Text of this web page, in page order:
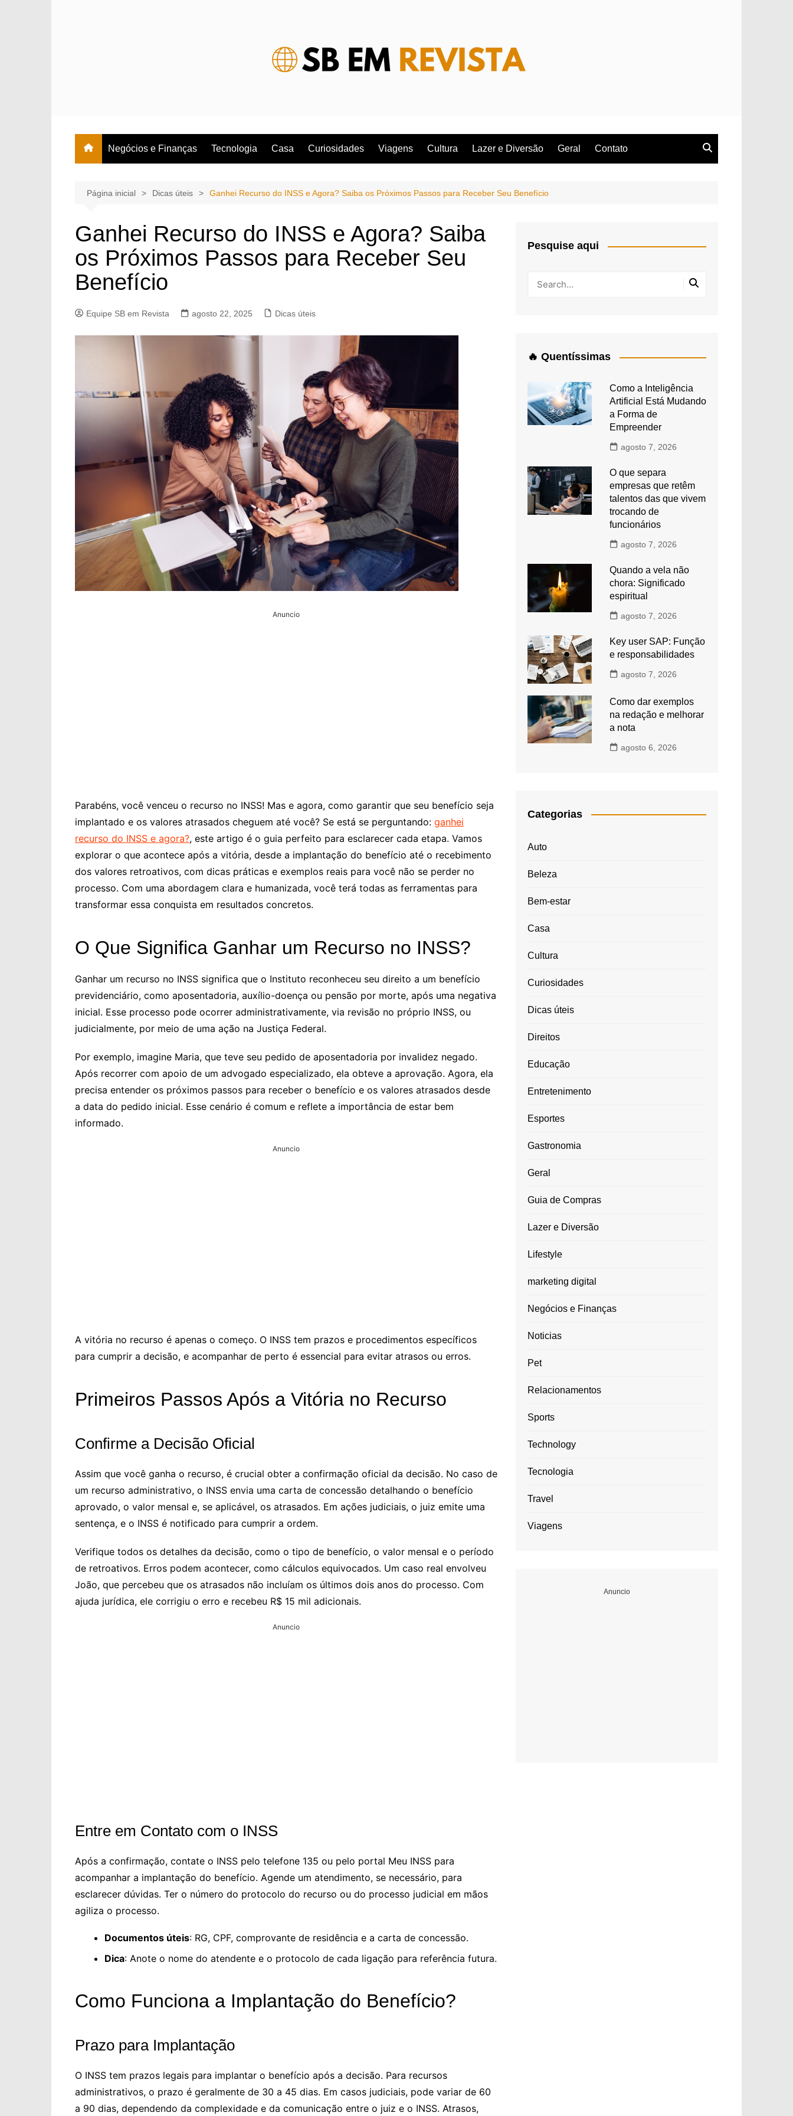
Negócios e Finanças Tecnologia Casa Curiosidades Viagens Cultura Lazer e Diversão Geral Contato
Página inicial Dicas úteis Ganhei Recurso do INSS e Agora? Saiba os Próximos Passos para Receber Seu Benefício
Ganhei Recurso do INSS e Agora? Saiba
os Próximos Passos para Receber Seu
Benefício
Equipe SB em Revista agosto 22, 2025 Dicas úteis
Anuncio
Parabéns, você venceu o recurso no INSS! Mas e agora, como garantir que seu benefício seja
implantado e os valores atrasados cheguem até você? Se está se perguntando: ganhei
recurso do INSS e agora?, este artigo é o guia perfeito para esclarecer cada etapa. Vamos
explorar o que acontece após a vitória, desde a implantação do benefício até o recebimento
dos valores retroativos, com dicas práticas e exemplos reais para você não se perder no
processo. Com uma abordagem clara e humanizada, você terá todas as ferramentas para
transformar essa conquista em resultados concretos.
O Que Significa Ganhar um Recurso no INSS?
Ganhar um recurso no INSS significa que o Instituto reconheceu seu direito a um benefício
previdenciário, como aposentadoria, auxílio-doença ou pensão por morte, após uma negativa
inicial. Esse processo pode ocorrer administrativamente, via revisão no próprio INSS, ou
judicialmente, por meio de uma ação na Justiça Federal.
Por exemplo, imagine Maria, que teve seu pedido de aposentadoria por invalidez negado.
Após recorrer com apoio de um advogado especializado, ela obteve a aprovação. Agora, ela
precisa entender os próximos passos para receber o benefício e os valores atrasados desde
a data do pedido inicial. Esse cenário é comum e reflete a importância de estar bem
informado.
Anuncio
A vitória no recurso é apenas o começo. O INSS tem prazos e procedimentos específicos
para cumprir a decisão, e acompanhar de perto é essencial para evitar atrasos ou erros.
Primeiros Passos Após a Vitória no Recurso
Confirme a Decisão Oficial
Assim que você ganha o recurso, é crucial obter a confirmação oficial da decisão. No caso de
um recurso administrativo, o INSS envia uma carta de concessão detalhando o benefício
aprovado, o valor mensal e, se aplicável, os atrasados. Em ações judiciais, o juiz emite uma
sentença, e o INSS é notificado para cumprir a ordem.
Verifique todos os detalhes da decisão, como o tipo de benefício, o valor mensal e o período
de retroativos. Erros podem acontecer, como cálculos equivocados. Um caso real envolveu
João, que percebeu que os atrasados não incluíam os últimos dois anos do processo. Com
ajuda jurídica, ele corrigiu o erro e recebeu R$ 15 mil adicionais.
Anuncio
Entre em Contato com o INSS
Após a confirmação, contate o INSS pelo telefone 135 ou pelo portal Meu INSS para
acompanhar a implantação do benefício. Agende um atendimento, se necessário, para
esclarecer dúvidas. Ter o número do protocolo do recurso ou do processo judicial em mãos
agiliza o processo.
Documentos úteis: RG, CPF, comprovante de residência e a carta de concessão.
Dica: Anote o nome do atendente e o protocolo de cada ligação para referência futura.
Como Funciona a Implantação do Benefício?
Prazo para Implantação
O INSS tem prazos legais para implantar o benefício após a decisão. Para recursos
administrativos, o prazo é geralmente de 30 a 45 dias. Em casos judiciais, pode variar de 60
a 90 dias, dependendo da complexidade e da comunicação entre o juiz e o INSS. Atrasos,
Pesquise aqui
🔥 Quentíssimas
Como a Inteligência
Artificial Está Mudando
a Forma de
Empreender
agosto 7, 2026
O que separa
empresas que retêm
talentos das que vivem
trocando de
funcionários
agosto 7, 2026
Quando a vela não
chora: Significado
espiritual
agosto 7, 2026
Key user SAP: Função
e responsabilidades
agosto 7, 2026
Como dar exemplos
na redação e melhorar
a nota
agosto 6, 2026
Categorias
Auto
Beleza
Bem-estar
Casa
Cultura
Curiosidades
Dicas úteis
Direitos
Educação
Entretenimento
Esportes
Gastronomia
Geral
Guia de Compras
Lazer e Diversão
Lifestyle
marketing digital
Negócios e Finanças
Noticias
Pet
Relacionamentos
Sports
Technology
Tecnologia
Travel
Viagens
Anuncio